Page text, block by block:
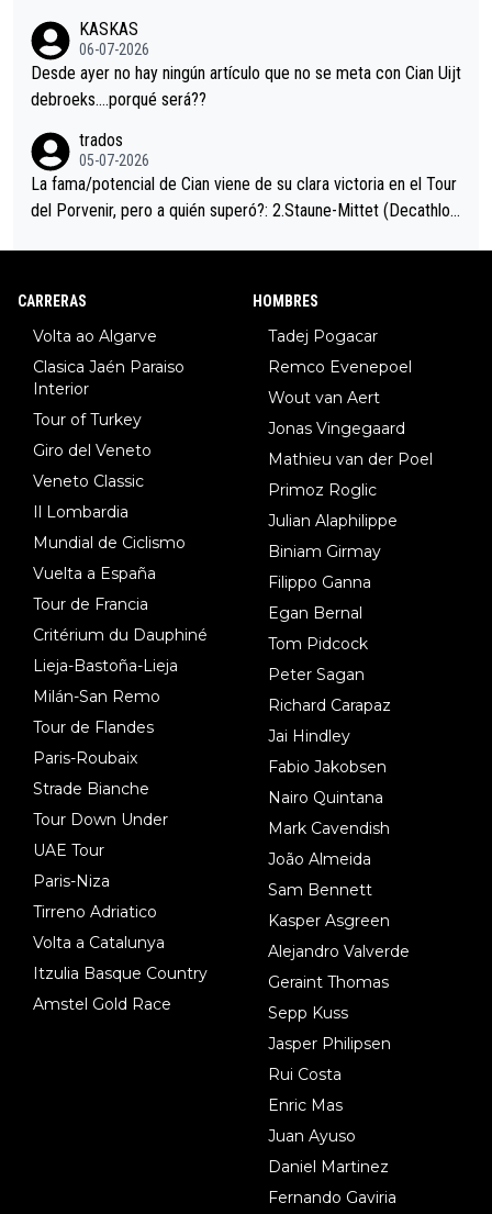
eta, a ver si por querer poner a Del Toro con calzador en posi
ción de podio UAE y Pojacar se van complicar el tour.
KASKAS
06-07-2026
Desde ayer no hay ningún artículo que no se meta con Cian Uijt
debroeks….porqué será??
trados
05-07-2026
La fama/potencial de Cian viene de su clara victoria en el Tour
del Porvenir, pero a quién superó?: 2.Staune-Mittet (Decathlon,
CARRERAS
Volta ao Algarve
Clasica Jaén Paraiso
Interior
Tour of Turkey
Giro del Veneto
Veneto Classic
Il Lombardia
Mundial de Ciclismo
Vuelta a España
Tour de Francia
Critérium du Dauphiné
Lieja-Bastoña-Lieja
Milán-San Remo
Tour de Flandes
Paris-Roubaix
Strade Bianche
Tour Down Under
UAE Tour
Paris-Niza
Tirreno Adriatico
Volta a Catalunya
Itzulia Basque Country
Amstel Gold Race
HOMBRES
Tadej Pogacar
Remco Evenepoel
Wout van Aert
Jonas Vingegaard
Mathieu van der Poel
Primoz Roglic
Julian Alaphilippe
Biniam Girmay
Filippo Ganna
Egan Bernal
Tom Pidcock
Peter Sagan
Richard Carapaz
Jai Hindley
Fabio Jakobsen
Nairo Quintana
Mark Cavendish
João Almeida
Sam Bennett
Kasper Asgreen
Alejandro Valverde
Geraint Thomas
Sepp Kuss
Jasper Philipsen
Rui Costa
Enric Mas
Juan Ayuso
Daniel Martinez
Fernando Gaviria